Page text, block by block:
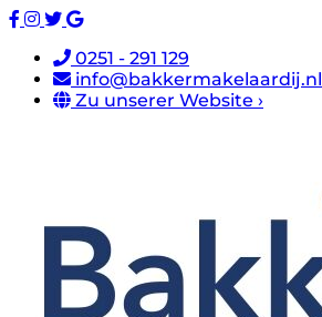
0251 - 291 129
info@bakkermakelaardij.nl
Zu unserer Website ›